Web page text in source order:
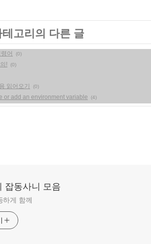
테고리의 다른 글
어 (0)
! (0)
읽어오기 (0)
or add an environment variable (4)
잡동사니 모음
하게 함께